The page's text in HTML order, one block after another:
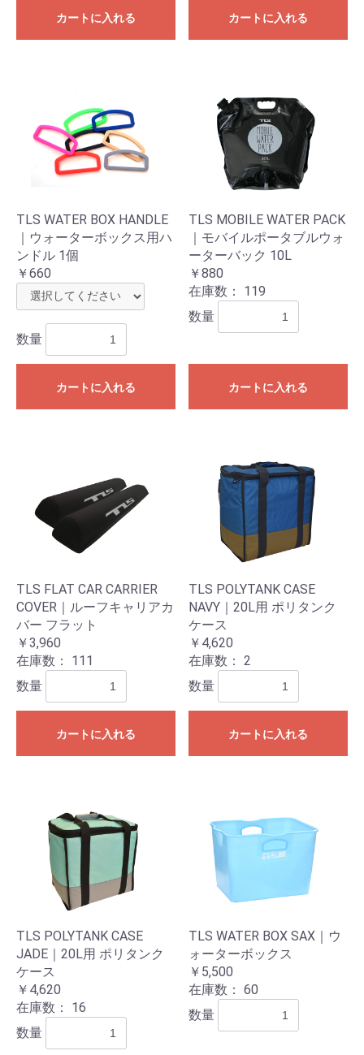
カートに入れる カートに入れる
TLS WATER BOX HANDLE
｜ウォーターボックス用ハ
ンドル 1個
￥660
数量
カートに入れる
TLS MOBILE WATER PACK
｜モバイルポータブルウォ
ーターバック 10L
￥880
在庫数： 119
数量
カートに入れる
TLS FLAT CAR CARRIER
COVER｜ルーフキャリアカ
バー フラット
￥3,960
在庫数： 111
数量
カートに入れる
TLS POLYTANK CASE
NAVY｜20L用 ポリタンク
ケース
￥4,620
在庫数： 2
数量
カートに入れる
TLS POLYTANK CASE
JADE｜20L用 ポリタンク
ケース
￥4,620
在庫数： 16
数量
TLS WATER BOX SAX｜ウ
ォーターボックス
￥5,500
在庫数： 60
数量